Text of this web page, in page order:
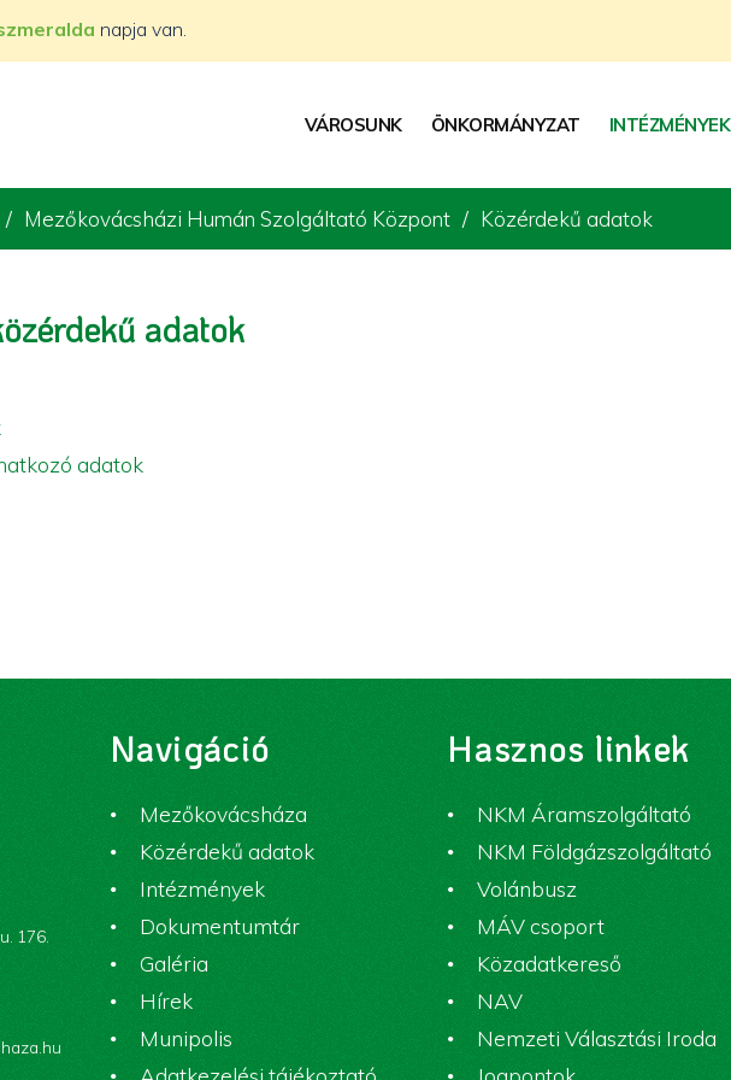
napja van.
VÁROSUNK ÖNKORMÁNYZAT INTÉZMÉNYEK
Mezőkovácsházi Humán Szolgáltató Központ Közérdekű adatok
adatok
adatok
176.
Navigáció
Mezőkovácsháza
Közérdekű adatok
Intézmények
Dokumentumtár
Galéria
Hírek
Munipolis
Hasznos linkek
NKM Áramszolgáltató
NKM Földgázszolgáltató
Volánbusz
MÁV csoport
Közadatkereső
NAV
Nemzeti Választási Iroda